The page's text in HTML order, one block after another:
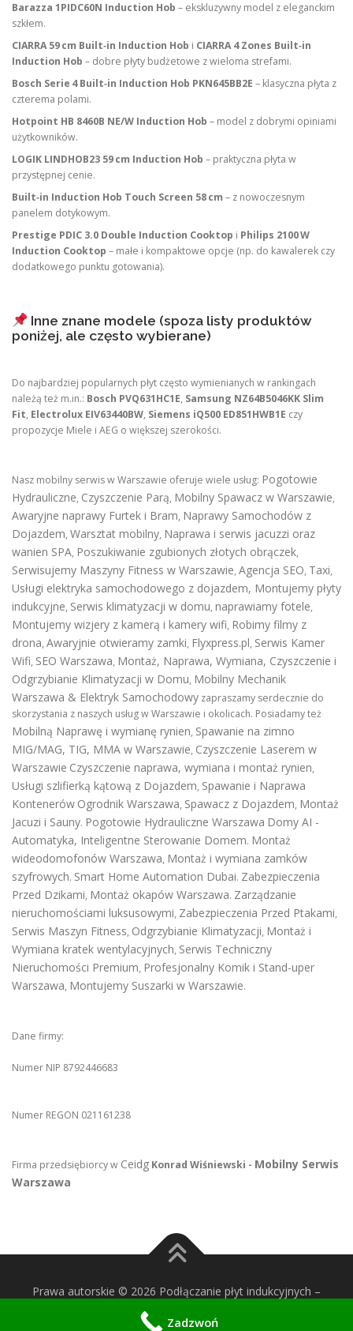
Barazza 1PIDC60N Induction Hob – ekskluzywny model z eleganckim
szkłem.
CIARRA 59 cm Built‑in Induction Hob i CIARRA 4 Zones Built‑in
Induction Hob – dobre płyty budżetowe z wieloma strefami.
Bosch Serie 4 Built‑in Induction Hob PKN645BB2E – klasyczna płyta z
czterema polami.
Hotpoint HB 8460B NE/W Induction Hob – model z dobrymi opiniami
użytkowników.
LOGIK LINDHOB23 59 cm Induction Hob – praktyczna płyta w
przystępnej cenie.
Built‑in Induction Hob Touch Screen 58 cm – z nowoczesnym
panelem dotykowym.
Prestige PDIC 3.0 Double Induction Cooktop i Philips 2100 W
Induction Cooktop – małe i kompaktowe opcje (np. do kawalerek czy
dodatkowego punktu gotowania).
Inne znane modele (spoza listy produktów
poniżej, ale często wybierane)
Do najbardziej popularnych płyt często wymienianych w rankingach
należą też m.in.: Bosch PVQ631HC1E, Samsung NZ64B5046KK Slim
Fit, Electrolux EIV63440BW, Siemens iQ500 ED851HWB1E czy
propozycje Miele i AEG o większej szerokości.
Nasz mobilny serwis w Warszawie oferuje wiele usług: Pogotowie
Hydrauliczne, Czyszczenie Parą, Mobilny Spawacz w Warszawie,
Awaryjne naprawy Furtek i Bram, Naprawy Samochodów z
Dojazdem, Warsztat mobilny, Naprawa i serwis jacuzzi oraz
wanien SPA, Poszukiwanie zgubionych złotych obrączek,
Serwisujemy Maszyny Fitness w Warszawie, Agencja SEO, Taxi,
Usługi elektryka samochodowego z dojazdem, Montujemy płyty
indukcyjne, Serwis klimatyzacji w domu, naprawiamy fotele,
Montujemy wizjery z kamerą i kamery wifi, Robimy filmy z
drona, Awaryjnie otwieramy zamki, Flyxpress.pl, Serwis Kamer
Wifi, SEO Warszawa, Montaż, Naprawa, Wymiana, Czyszczenie i
Odgrzybianie Klimatyzacji w Domu, Mobilny Mechanik
Warszawa & Elektryk Samochodowy zapraszamy serdecznie do
skorzystania z naszych usług w Warszawie i okolicach. Posiadamy też
Mobilną Naprawę i wymianę rynien, Spawanie na zimno
MIG/MAG, TIG, MMA w Warszawie, Czyszczenie Laserem w
Warszawie Czyszczenie naprawa, wymiana i montaż rynien,
Usługi szlifierką kątową z Dojazdem, Spawanie i Naprawa
Kontenerów Ogrodnik Warszawa, Spawacz z Dojazdem, Montaż
Jacuzi i Sauny. Pogotowie Hydrauliczne Warszawa Domy AI -
Automatyka, Inteligentne Sterowanie Domem. Montaż
wideodomofonów Warszawa, Montaż i wymiana zamków
szyfrowych. Smart Home Automation Dubai. Zabezpieczenia
Przed Dzikami, Montaż okapów Warszawa. Zarządzanie
nieruchomościami luksusowymi, Zabezpieczenia Przed Ptakami,
Serwis Maszyn Fitness, Odgrzybianie Klimatyzacji, Montaż i
Wymiana kratek wentylacyjnych, Serwis Techniczny
Nieruchomości Premium, Profesjonalny Komik i Stand-uper
Warszawa, Montujemy Suszarki w Warszawie.
Dane firmy:
Numer NIP 8792446683
Numer REGON 021161238
Firma przedsiębiorcy w Ceidg Konrad Wiśniewski - Mobilny Serwis
Warszawa
Prawa autorskie © 2026 Podłączanie płyt indukcyjnych –
motyw wg FameThemes
Zadzwoń